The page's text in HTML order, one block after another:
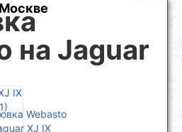
Москве
на Jaguar
IX